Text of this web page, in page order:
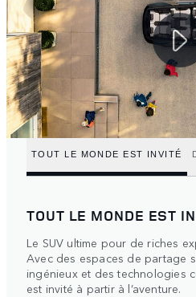
TOUT LE MONDE EST INVITÉ
TOUT LE MONDE EST
Le SUV ultime pour de riches
Avec des espaces de partage
ingénieux et des technologies
est invité à partir à l’aventure.